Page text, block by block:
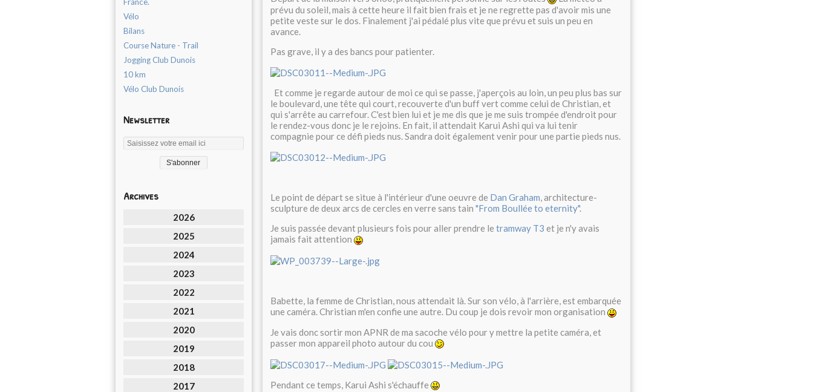
Vélo
Bilans
Course Nature - Trail
Jogging Club Dunois
10 km
Vélo Club Dunois
Newsletter
Archives
2026
2025
2024
2023
2022
2021
2020
2019
2018
2017
prévu du soleil, mais à cette heure il fait bien frais et je ne regrette pas d'avoir mis une
petite veste sur le dos. Finalement j'ai pédalé plus vite que prévu et suis un peu en
avance.
Pas grave, il y a des bancs pour patienter.
Et comme je regarde autour de moi ce qui se passe, j'aperçois au loin, un peu plus bas sur
le boulevard, une tête qui court, recouverte d'un buff vert comme celui de Christian, et
qui s'arrête au carrefour. C'est bien lui et je me dis que je me suis trompée d'endroit pour
le rendez-vous donc je le rejoins. En fait, il attendait Karui Ashi qui va lui tenir
compagnie pour ce défi pieds nus. Sandra doit également venir pour une partie pieds nus.
Le point de départ se situe à l'intérieur d'une oeuvre de Dan Graham, architecture-
sculpture de deux arcs de cercles en verre sans tain "From Boullée to eternity".
Je suis passée devant plusieurs fois pour aller prendre le tramway T3 et je n'y avais
jamais fait attention
Babette, la femme de Christian, nous attendait là. Sur son vélo, à l'arrière, est embarquée
une caméra. Christian m'en confie une autre. Du coup je dois revoir mon organisation
Je vais donc sortir mon APNR de ma sacoche vélo pour y mettre la petite caméra, et
passer mon appareil photo autour du cou
Pendant ce temps, Karui Ashi s'échauffe